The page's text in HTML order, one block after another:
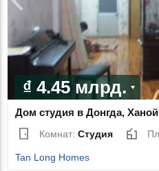
₫ 4.45 млрд.
Дом студия в Донгда,
Комнат:Студия
Tan Long Homes